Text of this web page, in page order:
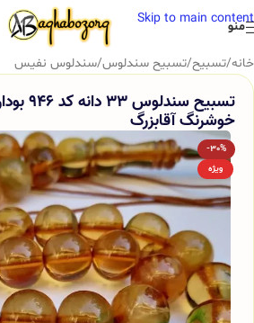
Skip to main content
منو
خانه/تسبیح/تسبیح سندلوس/سندلوس نفیس
تسبیح
خوشرنگ آقابزرگ
-30%
ویژه